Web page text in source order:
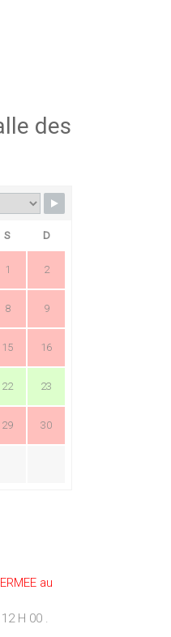
des
S D
1 2
8 9
15 16
22 23
29 30
au
H 00 .